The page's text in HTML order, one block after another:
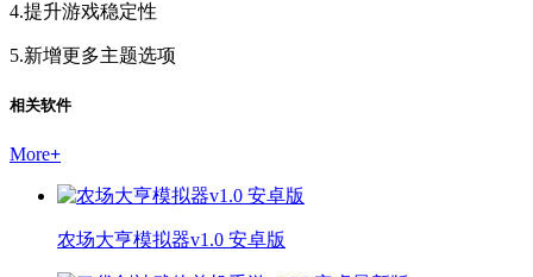
4.提升游戏稳定性
5.新增更多主题选项
相关软件
More+
农场大亨模拟器v1.0 安卓版